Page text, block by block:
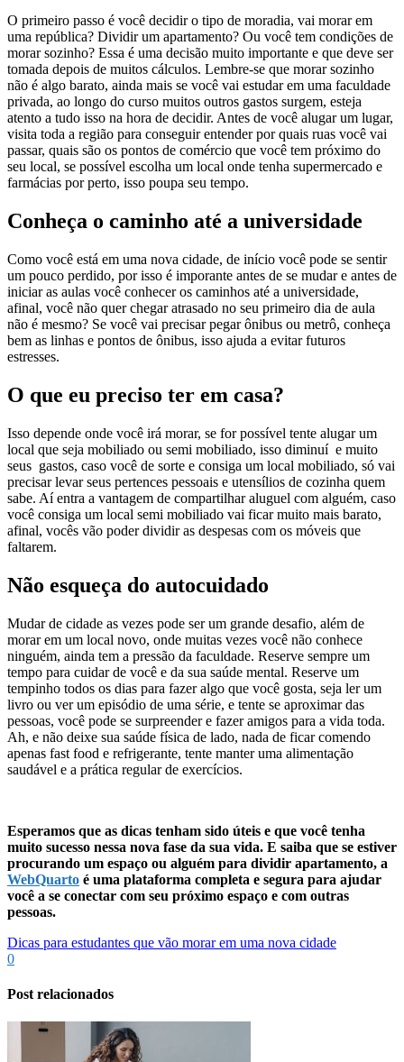
O primeiro passo é você decidir o tipo de moradia, vai morar em
uma república? Dividir um apartamento? Ou você tem condições de
morar sozinho? Essa é uma decisão muito importante e que deve ser
tomada depois de muitos cálculos. Lembre-se que morar sozinho
não é algo barato, ainda mais se você vai estudar em uma faculdade
privada, ao longo do curso muitos outros gastos surgem, esteja
atento a tudo isso na hora de decidir. Antes de você alugar um lugar,
visita toda a região para conseguir entender por quais ruas você vai
passar, quais são os pontos de comércio que você tem próximo do
seu local, se possível escolha um local onde tenha supermercado e
farmácias por perto, isso poupa seu tempo.
Conheça o caminho até a universidade
Como você está em uma nova cidade, de início você pode se sentir
um pouco perdido, por isso é imporante antes de se mudar e antes de
iniciar as aulas você conhecer os caminhos até a universidade,
afinal, você não quer chegar atrasado no seu primeiro dia de aula
não é mesmo? Se você vai precisar pegar ônibus ou metrô, conheça
bem as linhas e pontos de ônibus, isso ajuda a evitar futuros
estresses.
O que eu preciso ter em casa?
Isso depende onde você irá morar, se for possível tente alugar um
local que seja mobiliado ou semi mobiliado, isso diminuí e muito
seus gastos, caso você de sorte e consiga um local mobiliado, só vai
precisar levar seus pertences pessoais e utensílios de cozinha quem
sabe. Aí entra a vantagem de compartilhar aluguel com alguém, caso
você consiga um local semi mobiliado vai ficar muito mais barato,
afinal, vocês vão poder dividir as despesas com os móveis que
faltarem.
Não esqueça do autocuidado
Mudar de cidade as vezes pode ser um grande desafio, além de
morar em um local novo, onde muitas vezes você não conhece
ninguém, ainda tem a pressão da faculdade. Reserve sempre um
tempo para cuidar de você e da sua saúde mental. Reserve um
tempinho todos os dias para fazer algo que você gosta, seja ler um
livro ou ver um episódio de uma série, e tente se aproximar das
pessoas, você pode se surpreender e fazer amigos para a vida toda.
Ah, e não deixe sua saúde física de lado, nada de ficar comendo
apenas fast food e refrigerante, tente manter uma alimentação
saudável e a prática regular de exercícios.
Esperamos que as dicas tenham sido úteis e que você tenha
muito sucesso nessa nova fase da sua vida. E saiba que se estiver
procurando um espaço ou alguém para dividir apartamento, a
WebQuarto é uma plataforma completa e segura para ajudar
você a se conectar com seu próximo espaço e com outras
pessoas.
Dicas para estudantes que vão morar em uma nova cidade
0
Post relacionados